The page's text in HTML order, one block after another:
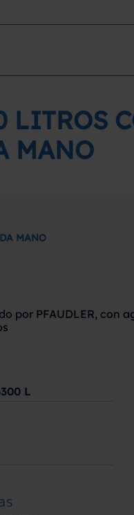
LITROS
MANO
MANO
por PFAUDLER, con
L